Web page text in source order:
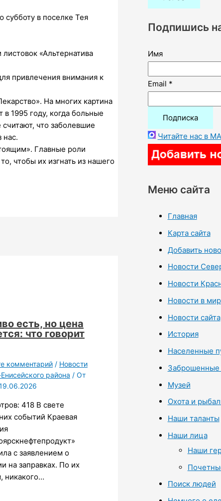
в поселке Тея
«Альтернатива
привлечения внимания к
На многих картина
1995 году, когда больные
что заболевшие
нас.
Главные роли
чтобы их изгнать из нашего
есть, но цена
что говорит
комментарий / Новости
района / От
418 В свете
событий Краевая
с заявлением о
на заправках. По их
никакого…
:
Подпишись
Имя
Email *
Читайте нас в
Меню сайта
Главная
Карта сайта
Добавить
Новости
Новости
Новости в
Новости сайта
История
Населенные
Заброшенные
Музей
Охота и
Наши таланты
Наши лица
Наши
Поиск людей